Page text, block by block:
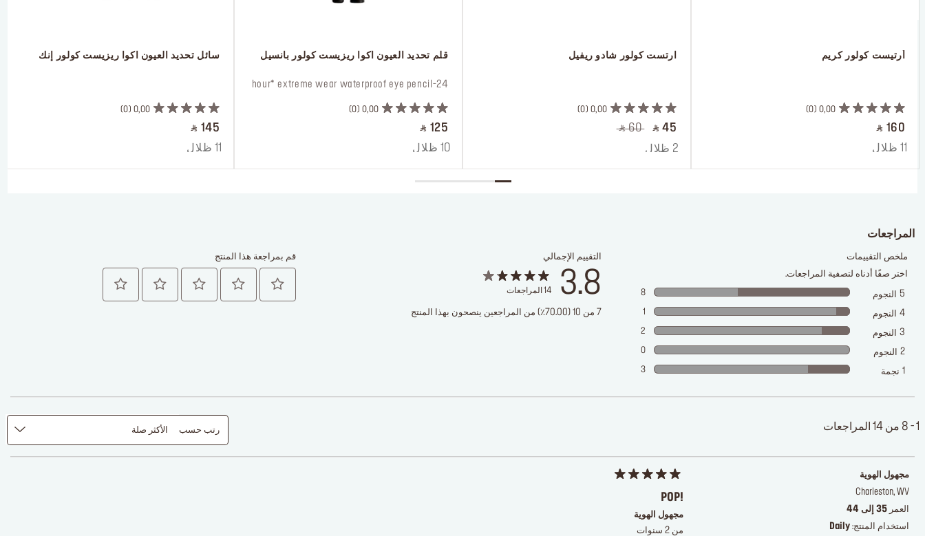
سائل تحديد العيون اكوا ريزيست كولور إنك
0,00
0
‎ ⃁ 145 ‎
11 ظلال
قلم تحديد العيون اكوا ريزيست كولور بانسيل
0,00
0
‎ ⃁ 125 ‎
10 ظلال
ارتست كولور شادو ريفيل
0,00
0
‎ ⃁ 60 ‎
‎ ⃁ 45 ‎
2 ظلال
أرتيست كولور كريم
0,00
0
‎ ⃁ 160 ‎
11 ظلال
المراجعات
ملخص التقييمات
اختر صفًا أدناه لتصفية المراجعات.
5 النجوم 8
4 النجوم 1
3 النجوم 2
2 النجوم 0
1 نجمة 3
التقييم الإجمالي
3.8
14 المراجعات
7 من 10 (70.00٪) من المراجعين ينصحون بهذا المنتج
قم بمراجعة هذا المنتج
1 - 8 من 14 المراجعات رتب حسب الأكثر صلة
مجهول الهوية
Charleston, WV
العمر 35 إلى 44
استخدام المنتج: Daily
POP!
مجهول الهوية
من 2 سنوات